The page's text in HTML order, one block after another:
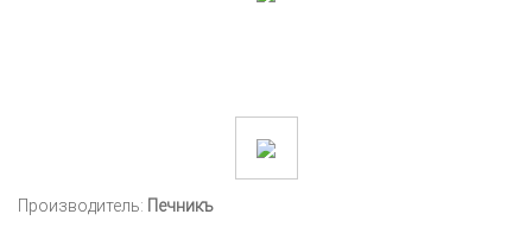
Производитель: Печникъ